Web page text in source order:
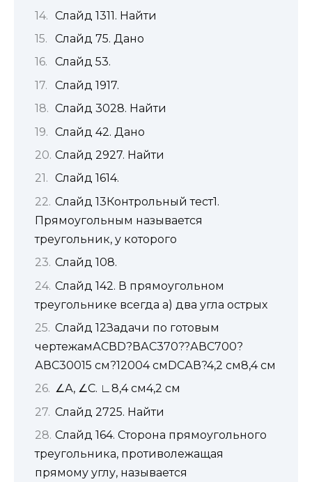
Слайд 1311. Найти
Слайд 75. Дано
Слайд 53.
Слайд 1917.
Слайд 3028. Найти
Слайд 42. Дано
Слайд 2927. Найти
Слайд 1614.
Слайд 13Контрольный тест1.
Прямоугольным называется
треугольник, у которого
Слайд 108.
Слайд 142. В прямоугольном
треугольнике всегда а) два угла острых
Слайд 12Задачи по готовым
чертежамАСВD?ВАС370??АВС700?
АВС30015 см?12004 смDСАВ?4,2 см8,4 см
∠А, ∠С. ∟8,4 см4,2 см
Слайд 2725. Найти
Слайд 164. Сторона прямоугольного
треугольника, противолежащая
прямому углу, называется